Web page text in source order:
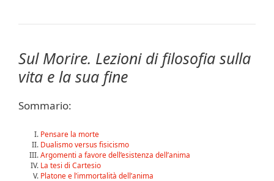
Sul Morire. Lezioni di filosofia sulla
vita e la sua fine
Sommario:
Pensare la morte
Dualismo versus fisicismo
Argomenti a favore dell’esistenza dell’anima
La tesi di Cartesio
Platone e l’immortalità dell’anima